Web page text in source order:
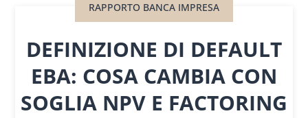
RAPPORTO BANCA IMPRESA
DEFINIZIONE DI DEFAULT
EBA: COSA CAMBIA CON
SOGLIA NPV E FACTORING